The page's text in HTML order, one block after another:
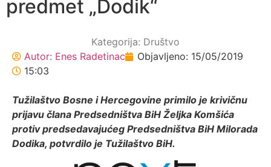
predmet „Dodik“
Kategorija: Društvo
Autor: Enes Radetinac Objavljeno: 15/05/2019
15:03
Tužilaštvo Bosne i Hercegovine primilo je krivičnu
prijavu člana Predsedništva BiH Željka Komšića
protiv predsedavajućeg Predsedništva BiH Milorada
Dodika, potvrdilo je Tužilaštvo BiH.